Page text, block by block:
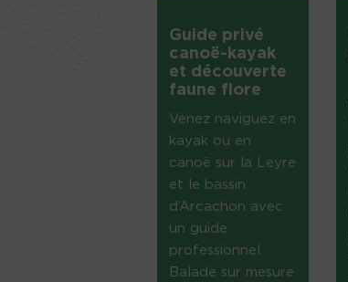
Guide privé
canoë-kayak
et découverte
faune flore
Venez naviguez en
kayak ou en
canoë sur la Leyre
et le bassin
d’Arcachon avec
un guide
professionnel.
Balade sur mesure